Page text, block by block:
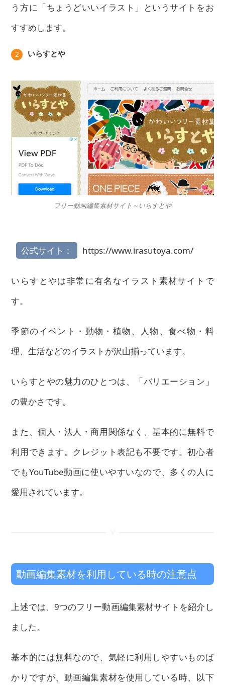
う方に「ちょうどいいイラスト」というサイトをお
すすめします。
2 いらすとや
フリー動画編集素材サイト～いらすとや
公式サイト： https://www.irasutoya.com/
いらすとやは非常に有名なイラスト素材サイトで
す。
季節のイベント・動物・植物、人物、食べ物・料
理、生活などのイラストが沢山揃っています。
いらすとやの魅力のひとつは、「バリエーション」
の豊かさです。
また、個人・法人・商用関係なく、基本的に無料で
利用できます。クレジット表記も不要です。初心者
でもYouTube動画に使いやすいなので、多くの人に
愛用されています。
動画編集素材を利用している時の注意点
上述では、9つのフリー動画編集素材サイトを紹介し
ました。
基本的には無料なので、気軽に利用しやすいものば
かりですが、動画編集素材を使用している時、以下